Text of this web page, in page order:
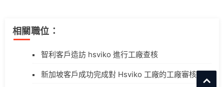
相關職位：
智利客戶造訪 hsviko 進行工廠查核
新加坡客戶成功完成對 Hsviko 工廠的工廠審核